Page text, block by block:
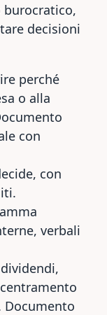
burocratico,
decisioni
perché
o alla
con
con
verbali